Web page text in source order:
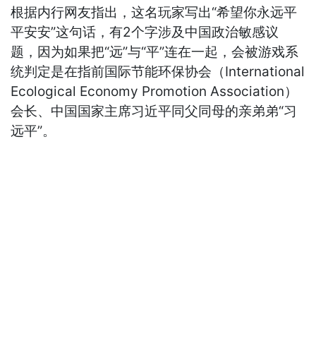
根据内行网友指出，这名玩家写出“希望你永远平
平安安”这句话，有2个字涉及中国政治敏感议
题，因为如果把“远”与“平”连在一起，会被游戏系
统判定是在指前国际节能环保协会（International
Ecological Economy Promotion Association）
会长、中国国家主席习近平同父同母的亲弟弟“习
远平”。